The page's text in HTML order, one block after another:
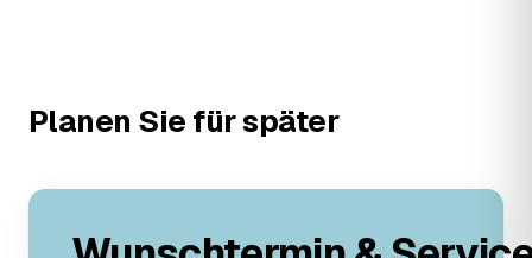
Planen Sie für später